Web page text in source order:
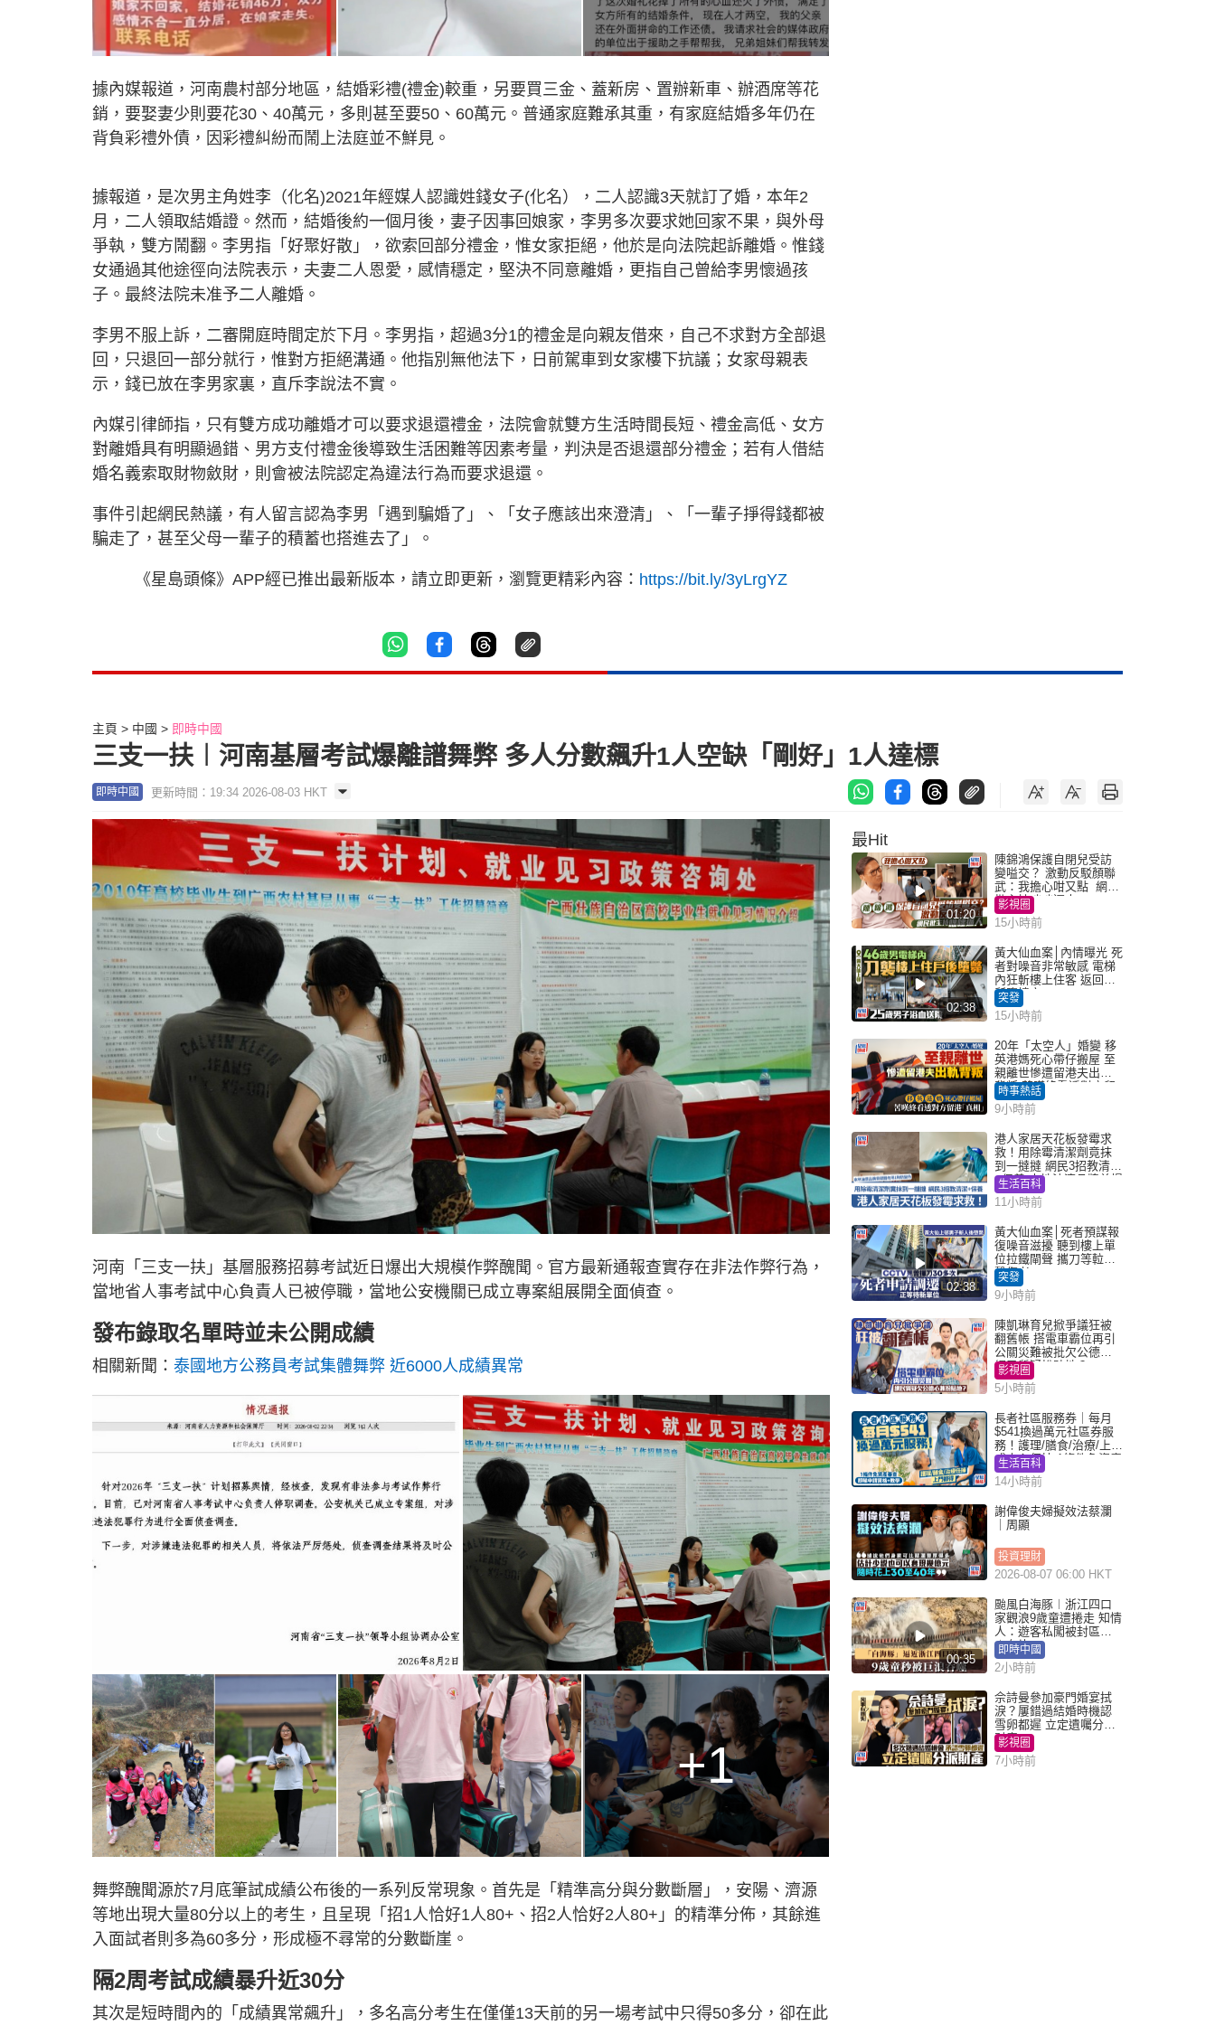
據內媒報道，河南農村部分地區，結婚彩禮(禮金)較重，另要買三金、蓋新房、置辦新車、辦酒席等花
銷，要娶妻少則要花30、40萬元，多則甚至要50、60萬元。普通家庭難承其重，有家庭結婚多年仍在
背負彩禮外債，因彩禮糾紛而鬧上法庭並不鮮見。
據報道，是次男主角姓李（化名)2021年經媒人認識姓錢女子(化名），二人認識3天就訂了婚，本年2
月，二人領取結婚證。然而，結婚後約一個月後，妻子因事回娘家，李男多次要求她回家不果，與外母
爭執，雙方鬧翻。李男指「好聚好散」，欲索回部分禮金，惟女家拒絕，他於是向法院起訴離婚。惟錢
女通過其他途徑向法院表示，夫妻二人恩愛，感情穩定，堅決不同意離婚，更指自己曾給李男懷過孩
子。最終法院未准予二人離婚。
李男不服上訴，二審開庭時間定於下月。李男指，超過3分1的禮金是向親友借來，自己不求對方全部退
回，只退回一部分就行，惟對方拒絕溝通。他指別無他法下，日前駕車到女家樓下抗議；女家母親表
示，錢已放在李男家裏，直斥李說法不實。
內媒引律師指，只有雙方成功離婚才可以要求退還禮金，法院會就雙方生活時間長短、禮金高低、女方
對離婚具有明顯過錯、男方支付禮金後導致生活困難等因素考量，判決是否退還部分禮金；若有人借結
婚名義索取財物斂財，則會被法院認定為違法行為而要求退還。
事件引起網民熱議，有人留言認為李男「遇到騙婚了」、「女子應該出來澄清」、「一輩子掙得錢都被
騙走了，甚至父母一輩子的積蓄也搭進去了」。
《星島頭條》APP經已推出最新版本，請立即更新，瀏覽更精彩內容： https://bit.ly/3yLrgYZ
主頁 中國 即時中國
三支一扶︱河南基層考試爆離譜舞弊 多人分數飆升1人空缺「剛好」1人達標
即時中國 更新時間：19:34 2026-08-03 HKT
河南「三支一扶」基層服務招募考試近日爆出大規模作弊醜聞。官方最新通報查實存在非法作弊行為，
當地省人事考試中心負責人已被停職，當地公安機關已成立專案組展開全面偵查。
發布錄取名單時並未公開成績
相關新聞： 泰國地方公務員考試集體舞弊 近6000人成績異常
+1
舞弊醜聞源於7月底筆試成績公布後的一系列反常現象。首先是「精準高分與分數斷層」，安陽、濟源
等地出現大量80分以上的考生，且呈現「招1人恰好1人80+、招2人恰好2人80+」的精準分佈，其餘進
入面試者則多為60多分，形成極不尋常的分數斷崖。
隔2周考試成績暴升近30分
其次是短時間內的「成績異常飆升」，多名高分考生在僅僅13天前的另一場考試中只得50多分，卻在此
最Hit
01:20
陳錦鴻保護自閉兒受訪
變嗌交？ 激動反駁顏聯
武：我擔心咁又點 網民
批主持咄咄逼人
影視圈
15小時前
02:38
黃大仙血案│內情曝光 死
者對噪音非常敏感 電梯
內狂斬樓上住客 返回住
所墮樓亡
突發
15小時前
20年「太空人」婚變 移
英港媽死心帶仔搬屋 至
親離世慘遭留港夫出軌
背叛 苦嘆終看透對方留
港「真相」｜Juicy叮
時事熱話
9小時前
港人家居天花板發霉求
救！用除霉清潔劑竟抹
到一撻撻 網民3招教清潔
+保養 本地油漆品牌曾提
醒勿用1物防變色
生活百科
11小時前
02:38
黃大仙血案│死者預謀報
復噪音滋擾 聽到樓上單
位拉鐵閘聲 攜刀等𨋢伏
擊傷者
突發
9小時前
陳凱琳育兒掀爭議狂被
翻舊帳 搭電車霸位再引
公關災難被批欠公德心
網民質疑扮貼地？
影視圈
5小時前
長者社區服務券｜每月
$541換過萬元社區券服
務！護理/膳食/治療/上門
或中心任揀 1條件免資產
審查（附申請資格及教
學）
生活百科
14小時前
謝偉俊夫婦擬效法蔡瀾
｜周顯
投資理財
2026-08-07 06:00 HKT
00:35
颱風白海豚︱浙江四口
家觀浪9歲童遭捲走 知情
人：遊客私闖被封區域
︱有片
即時中國
2小時前
佘詩曼參加豪門婚宴拭
淚？屢錯過結婚時機認
雪卵都遲 立定遺囑分派
財產
影視圈
7小時前